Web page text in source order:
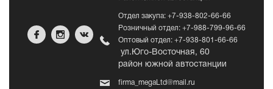
Отдел закупа: +7-938-802-66-66
Розничный отдел: +7-988-799-96-66
Оптовый отдел: +7-938-801-66-66
ул.Юго-Восточная, 60
район южной автостанции
firma_megaLtd@mail.ru